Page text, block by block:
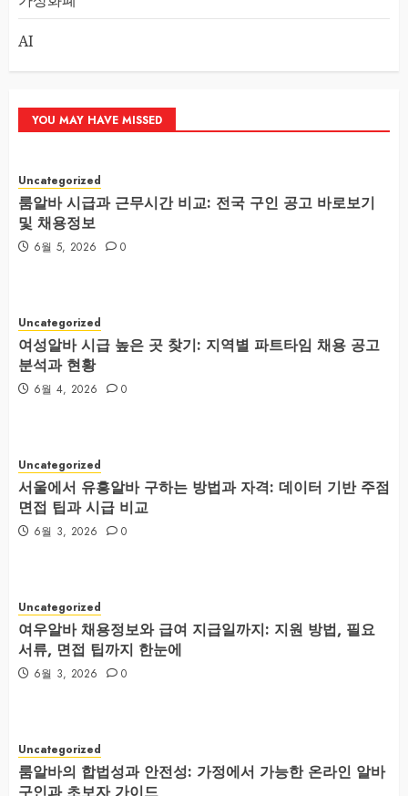
AI
YOU MAY HAVE MISSED
Uncategorized
룸알바 시급과 근무시간 비교: 전국 구인 공고 바로보기
및 채용정보
6월 5, 2026 0
Uncategorized
여성알바 시급 높은 곳 찾기: 지역별 파트타임 채용 공고
분석과 현황
6월 4, 2026 0
Uncategorized
서울에서 유흥알바 구하는 방법과 자격: 데이터 기반 주점
면접 팁과 시급 비교
6월 3, 2026 0
Uncategorized
여우알바 채용정보와 급여 지급일까지: 지원 방법, 필요
서류, 면접 팁까지 한눈에
6월 3, 2026 0
Uncategorized
룸알바의 합법성과 안전성: 가정에서 가능한 온라인 알바